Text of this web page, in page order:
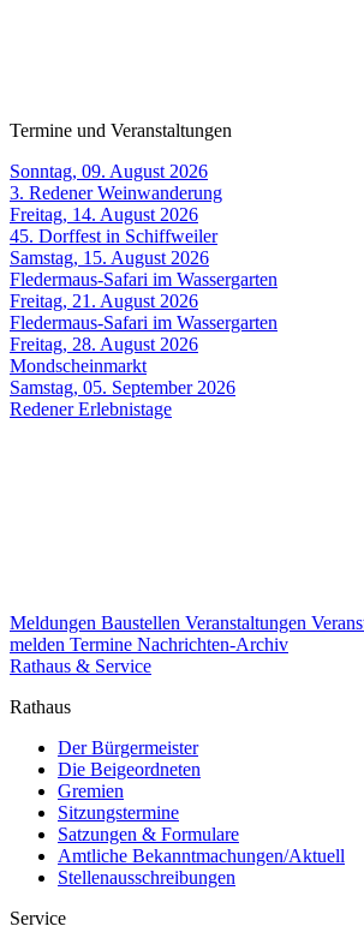
Termine und Veranstaltungen
Sonntag, 09. August 2026
3. Redener Weinwanderung
Freitag, 14. August 2026
45. Dorffest in Schiffweiler
Samstag, 15. August 2026
Fledermaus-Safari im Wassergarten
Freitag, 21. August 2026
Fledermaus-Safari im Wassergarten
Freitag, 28. August 2026
Mondscheinmarkt
Samstag, 05. September 2026
Redener Erlebnistage
Meldungen Baustellen Veranstaltungen
melden Termine Nachrichten-Archiv
Rathaus & Service
Rathaus
Der Bürgermeister
Die Beigeordneten
Gremien
Sitzungstermine
Satzungen & Formulare
Amtliche Bekanntmachungen/Aktuell
Stellenausschreibungen
Service